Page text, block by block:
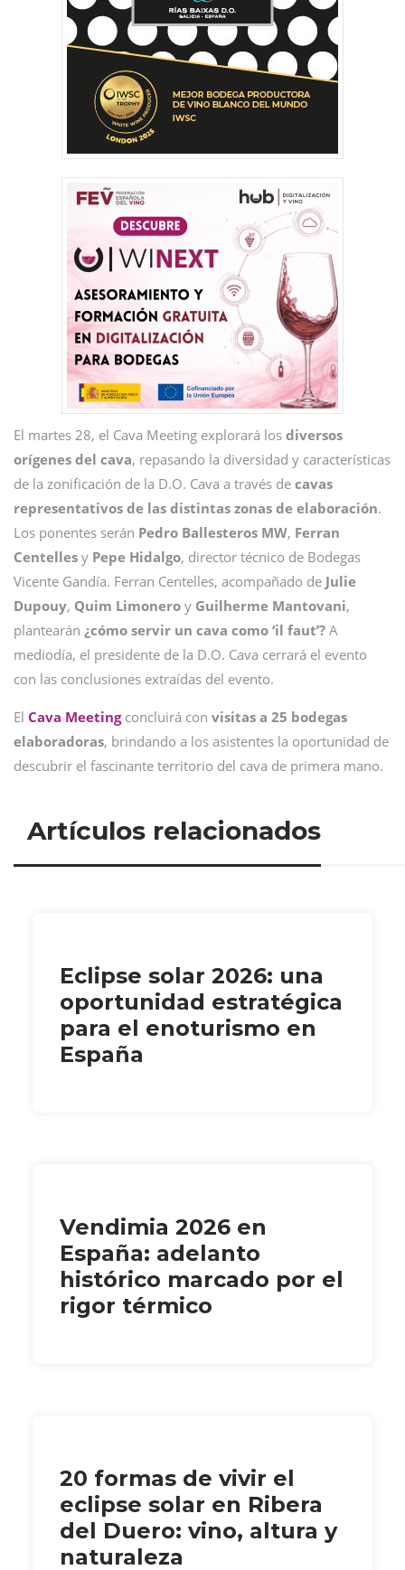
El martes 28, el Cava Meeting explorará los diversos
orígenes del cava, repasando la diversidad y características
de la zonificación de la D.O. Cava a través de cavas
representativos de las distintas zonas de elaboración.
Los ponentes serán Pedro Ballesteros MW, Ferran
Centelles y Pepe Hidalgo, director técnico de Bodegas
Vicente Gandía. Ferran Centelles, acompañado de Julie
Dupouy, Quim Limonero y Guilherme Mantovani,
plantearán ¿cómo servir un cava como ‘il faut’? A
mediodía, el presidente de la D.O. Cava cerrará el evento
con las conclusiones extraídas del evento.
El Cava Meetingconcluirá con visitas a 25 bodegas
elaboradoras, brindando a los asistentes la oportunidad de
descubrir el fascinante territorio del cava de primera mano.
Artículos relacionados
Eclipse solar 2026: una
oportunidad estratégica
para el enoturismo en
España
Vendimia 2026 en
España: adelanto
histórico marcado por el
rigor térmico
20 formas de vivir el
eclipse solar en Ribera
del Duero: vino, altura y
naturaleza